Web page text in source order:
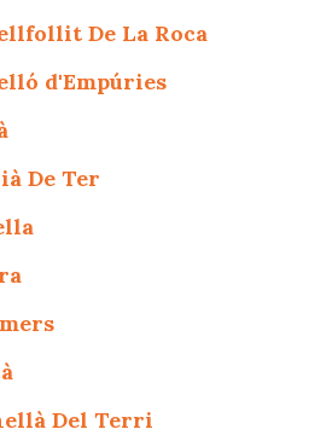
De La Roca
d'Empúries
De Ter
Del Terri